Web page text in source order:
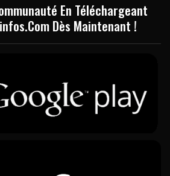
En Téléchargeant
Dès Maintenant !